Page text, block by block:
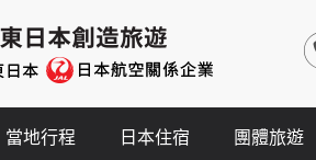
當地行程 日本住宿 團體旅遊